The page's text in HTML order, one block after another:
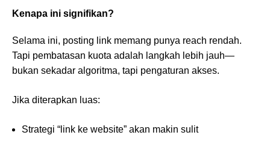
Kenapa ini signifikan?
Selama ini, posting link memang punya reach rendah.
Tapi pembatasan kuota adalah langkah lebih jauh—
bukan sekadar algoritma, tapi pengaturan akses.
Jika diterapkan luas:
Strategi “link ke website” akan makin sulit